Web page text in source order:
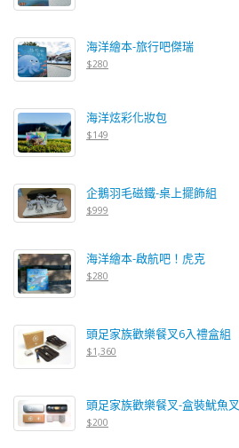
海洋繪本-旅行吧傑瑞
$280
海洋炫彩化妝包
$149
企鵝羽毛磁鐵-桌上擺飾組
$999
海洋繪本-啟航吧！虎克
$280
頭足家族歡樂餐叉6入禮盒組
$1,360
頭足家族歡樂餐叉-盒裝魷魚叉
$200